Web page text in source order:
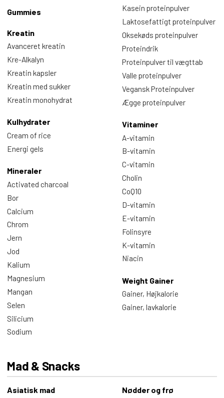
Gummies
Kreatin
Avanceret kreatin
Kre-Alkalyn
Kreatin kapsler
Kreatin med sukker
Kreatin monohydrat
Kulhydrater
Cream of rice
Energi gels
Mineraler
Activated charcoal
Bor
Calcium
Chrom
Jern
Jod
Kalium
Magnesium
Mangan
Selen
Silicium
Sodium
Kasein proteinpulver
Laktosefattigt proteinpulver
Oksekøds proteinpulver
Proteindrik
Proteinpulver til vægttab
Valle proteinpulver
Vegansk Proteinpulver
Ægge proteinpulver
Vitaminer
A-vitamin
B-vitamin
C-vitamin
Cholin
CoQ10
D-vitamin
E-vitamin
Folinsyre
K-vitamin
Niacin
Weight Gainer
Gainer, Højkalorie
Gainer, lavkalorie
Mad & Snacks
Asiatisk mad Nødder og frø